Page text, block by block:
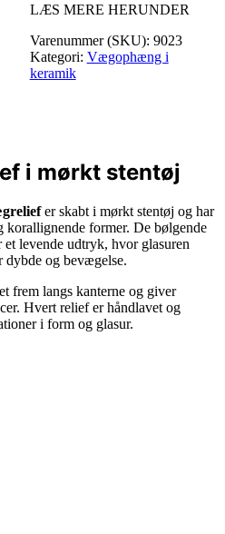
LÆS MERE HERUNDER
Varenummer (SKU): 9023
Kategori: Vægophæng i
keramik
i mørkt stentøj
er skabt i mørkt stentøj og har
korallignende former. De bølgende
levende udtryk, hvor glasuren
dybde og bevægelse.
frem langs kanterne og giver
Hvert relief er håndlavet og
i form og glasur.